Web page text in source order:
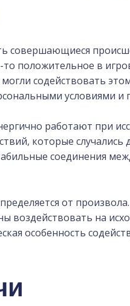
совершающиеся
то положительное в
содействовать
условиями
работают при
которые случались
соединения
от
воздействовать на
особенность